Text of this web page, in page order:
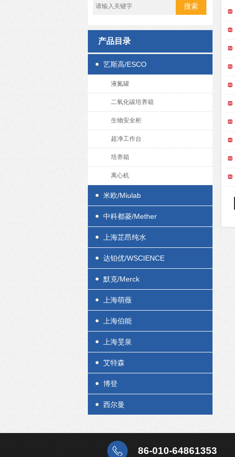
产品目录
艺斯高/ESCO
液氮罐
二氧化碳培养箱
生物安全柜
超净工作台
培养箱
离心机
米欧/Miulab
中科都菱/Mether
上海芷昂纯水
达铂优/WSCIENCE
默克/Merck
上海萌薇
上海伯能
上海旻泉
艾特森
博登
西尔曼
86-010-64861353